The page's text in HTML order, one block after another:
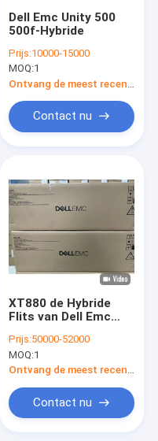
Dell Emc Unity 500
500f-Hybride
Prijs:10000-15000
MOQ:1
Contact nu
XT880 de Hybride
Flits van Dell Emc
880f 880xt
Prijs:50000-52000
MOQ:1
Contact nu